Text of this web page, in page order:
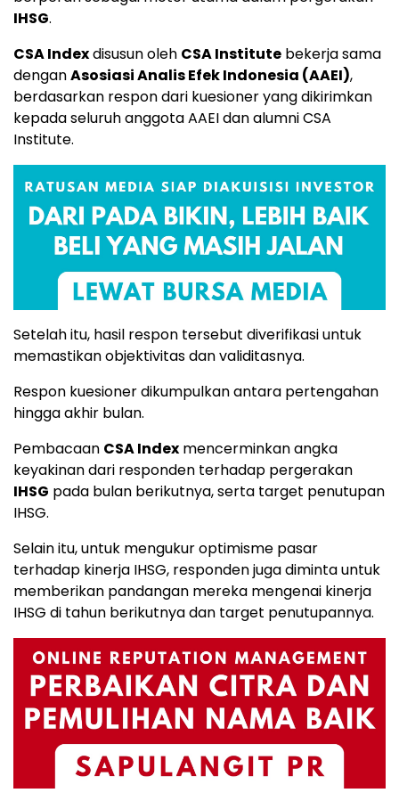
IHSG.
CSA Indexdisusun oleh CSA Institute bekerja sama
denganAsosiasi Analis Efek Indonesia (AAEI),
berdasarkan respon dari kuesioner yang dikirimkan
kepada seluruh anggota AAEI dan alumni CSA
Institute.
Setelah itu, hasil respon tersebut diverifikasi untuk
memastikan objektivitas dan validitasnya.
Respon kuesioner dikumpulkan antara pertengahan
hingga akhir bulan.
Pembacaan CSA Index mencerminkan angka
keyakinan dari responden terhadap pergerakan
IHSG pada bulan berikutnya, serta target penutupan
IHSG.
Selain itu, untuk mengukur optimisme pasar
terhadap kinerja IHSG, responden juga diminta untuk
memberikan pandangan mereka mengenai kinerja
IHSG di tahun berikutnya dan target penutupannya.